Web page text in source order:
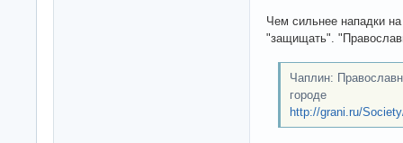
Чем сильнее нападки
"защищать".
Чаплин:
городе
http://grani.ru/